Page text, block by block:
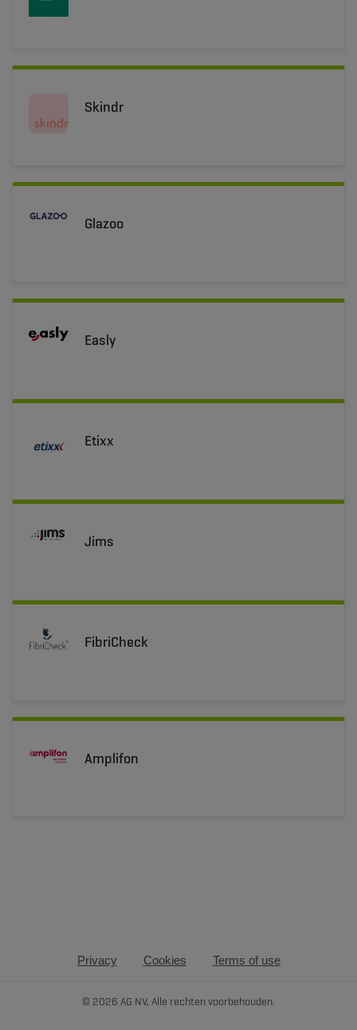
Skindr
Glazoo
Easly
Etixx
Jims
FibriCheck
Amplifon
Privacy Cookies Terms of use
© 2026 AG NV, Alle rechten voorbehouden.